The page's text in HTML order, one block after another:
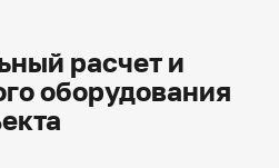
расчет и
оборудования